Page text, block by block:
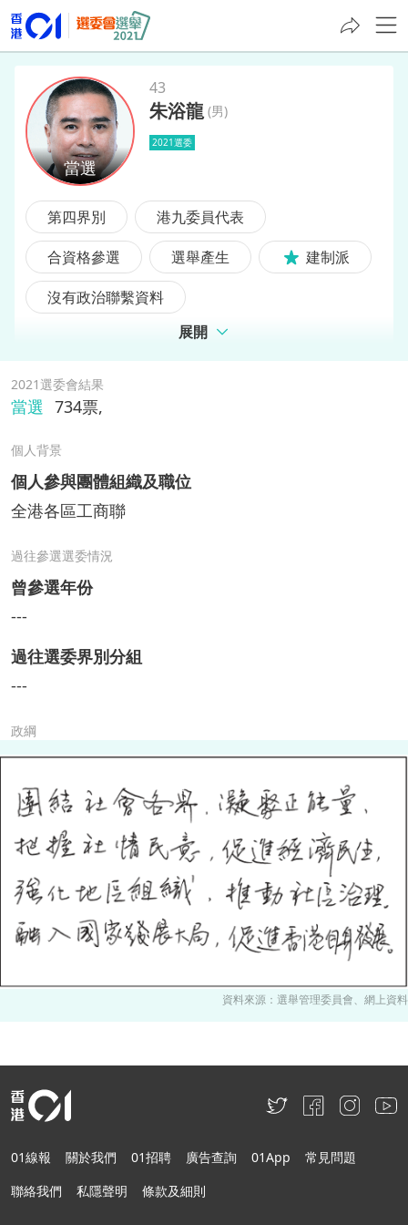
朱浴龍
43
朱浴龍 (男)
2021選委
第四界別
港九委員代表
合資格參選
選舉產生
建制派
沒有政治聯繫資料
展開
2021選委會結果
當選 734票,
個人背景
個人參與團體組織及職位
全港各區工商聯
過往參選選委情況
曾參選年份
---
過往選委界別分組
---
政綱
資料來源：選舉管理委員會、網上資料
01線報 關於我們 01招聘 廣告查詢 01App
常見問題
聯絡我們
私隱聲明 條款及細則